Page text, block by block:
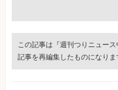
この記事は『週刊つりニュー
記事を再編集したものになりま